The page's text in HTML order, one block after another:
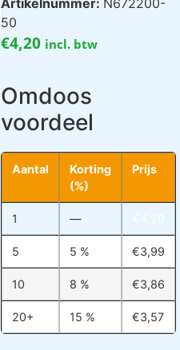
50
€4,20 incl. btw
Omdoos
voordeel
Aantal
Korting
(%)
Prijs
1 —
5 5 % €3,99
10 8 % €3,86
20+ 15 % €3,57